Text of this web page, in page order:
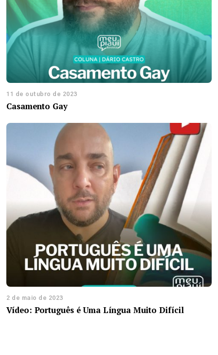
11 de outubro de 2023
Casamento Gay
2 de maio de 2023
Vídeo: Português é Uma Língua Muito Difícil